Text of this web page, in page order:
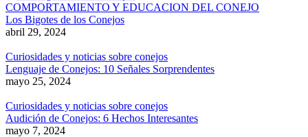
COMPORTAMIENTO Y EDUCACION DEL CONEJO
Los Bigotes de los Conejos
abril 29, 2024
Curiosidades y noticias sobre conejos
Lenguaje de Conejos: 10 Señales Sorprendentes
mayo 25, 2024
Curiosidades y noticias sobre conejos
Audición de Conejos: 6 Hechos Interesantes
mayo 7, 2024